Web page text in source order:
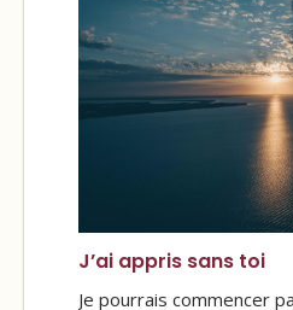
J’ai appris sans toi
Je pourrais commencer